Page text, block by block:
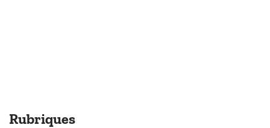
Rubriques